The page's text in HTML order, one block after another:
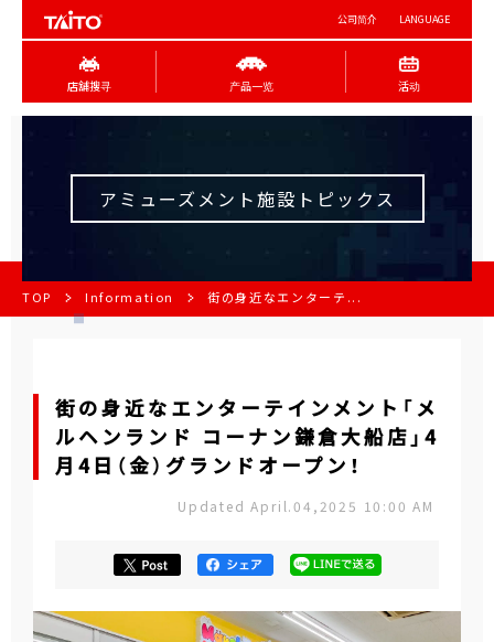
公司简介 LANGUAGE
店舖搜寻 产品一览 活动
アミューズメント施設トピックス
TOP Information 街の身近なエンターテ...
街の身近なエンターテインメント「メ
ルヘンランド コーナン鎌倉大船店」4
月4日（金）グランドオープン！
Updated April.04,2025 10:00 AM